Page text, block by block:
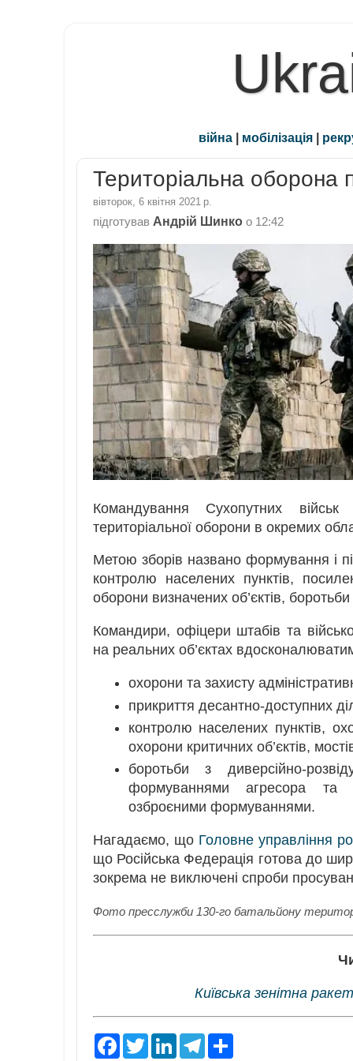
війна | мобілізація |
Територіальна оборона
вівторок, 6 квітня 2021 р.
підготував Андрій Шинко о 12:42
Командування Сухопутних
територіальної оборони в окремих
Метою зборів названо формування і
контролю населених пунктів,
оборони визначених об’єктів,
Командири, офіцери штабів та
на реальних об’єктах
охорони та захисту
прикриття десантно-доступних
контролю населених пунктів,
охорони критичних об’єктів,
боротьби з диверсійно-
формуваннями агресора та
озброєними формуваннями.
Нагадаємо, що Головне управління
що Російська Федерація готова до
зокрема не виключені спроби
Фото пресслужби 130-го батальйону
Київська зенітна
F
a
T
w
L
T